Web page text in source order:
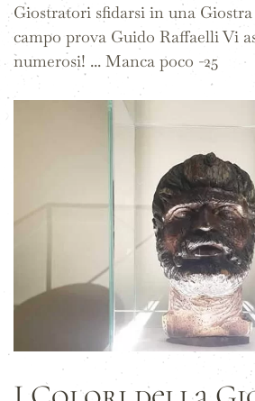
Giostratori sfidarsi in una
campo prova Guido Raffaelli Vi
numerosi! ... Manca poco -25